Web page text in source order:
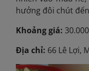
hưởng đôi chút
Khoảng giá:
Địa chỉ: 66 Lê Lợi,